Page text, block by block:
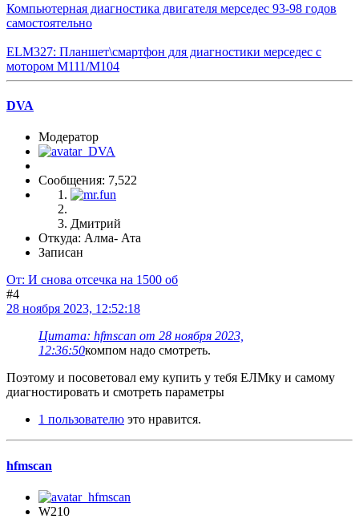
Компьютерная диагностика двигателя мерседес 93-98 годов
самостоятельно
ELM327: Планшет\смартфон для диагностики мерседес с
мотором M111/M104
DVA
Модератор
Сообщения: 7,522
Дмитрий
Откуда: Алма- Ата
Записан
От: И снова отсечка на 1500 об
#4
28 ноября 2023, 12:52:18
Цитата: hfmscаn от 28 ноября 2023,
12:36:50компом надо смотреть.
Поэтому и посоветовал ему купить у тебя ЕЛМку и самому
диагностировать и смотреть параметры
1 пользователю это нравится.
hfmscаn
W210